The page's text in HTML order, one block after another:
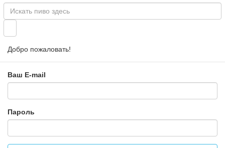
Добро пожаловать!
Ваш E-mail
Пароль